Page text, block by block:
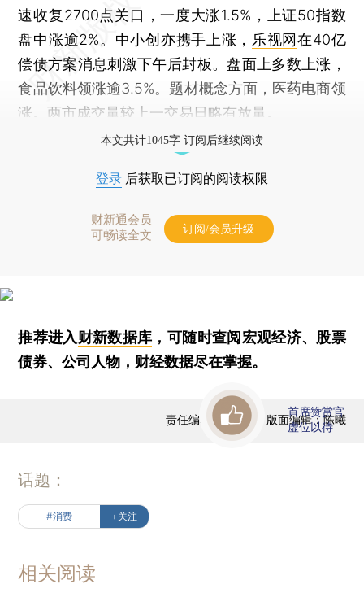
速收复2700点关口，一度大涨1.5%，上证50指数
盘中涨逾2%。中小创亦携手上涨， 乐视网在40亿
偿债方案消息刺激下午后封板。盘面上多数上涨，
食品饮料领涨逾3.5%。题材概念方面，医药电商领
涨。两市成交量较上一交易日略有放量。
本文共计1045字 订阅后继续阅读
登录 后获取已订阅的阅读权限
财新通会员
可畅读全文
订阅/会员升级
推荐进入财新数据库 ，可随时查阅宏观经济、股票
债券、公司人物，财经数据尽在掌握。
责任编辑：曹文姣 | 版面编辑：陈曦
首席赞赏官
虚位以待
话题：
#消费 +关注
相关阅读